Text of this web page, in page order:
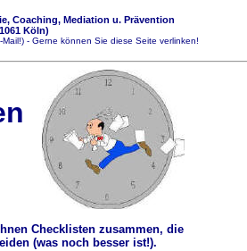
Coaching, Mediation u. Prävention
Köln)
- Gerne können Sie diese Seite verlinken!
Checklisten zusammen, die
(was noch besser ist!).